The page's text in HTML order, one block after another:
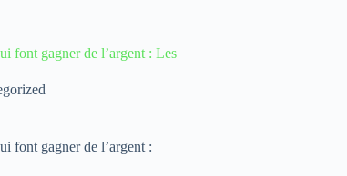
font gagner de l’argent : Les
font gagner de l’argent :